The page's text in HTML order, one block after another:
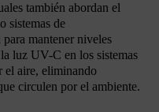
también abordan el
sistemas de
mantener niveles
luz UV-C en los sistemas
el aire, eliminando
circulen por el ambiente.